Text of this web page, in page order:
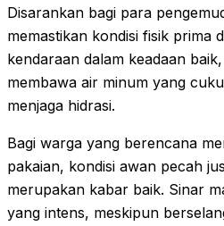
Disarankan bagi para
memastikan kondisi fisik prima
kendaraan dalam keadaan
membawa air minum yang
menjaga hidrasi.
Bagi warga yang berencana
pakaian, kondisi awan pecah
merupakan kabar baik. Sinar
yang intens, meskipun